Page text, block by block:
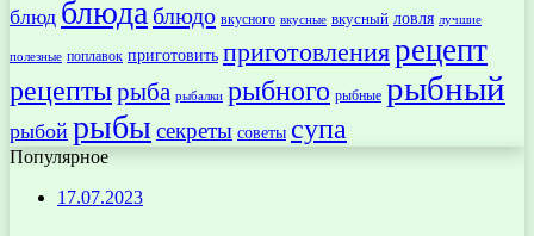
блюд блюда блюдо вкусного вкусные вкусный ловля лучшие
полезные поплавок приготовить приготовлениярецепт
рецептырыба рыбалки рыбного рыбные рыбный
рыбой рыбысекреты советы супа
Популярное
17.07.2023